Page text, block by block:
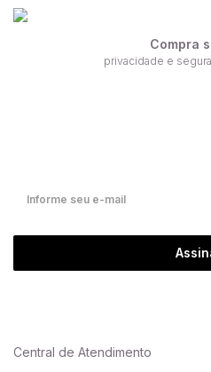
Compra
privacidade e
Central de Atendimento